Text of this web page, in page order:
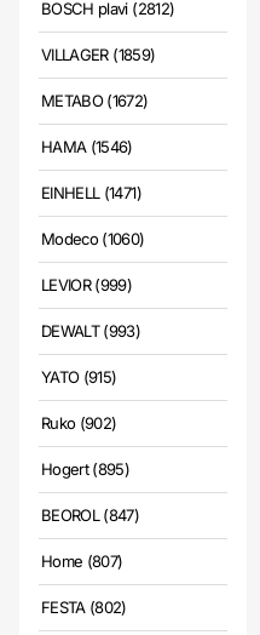
BOSCH plavi (2812)
VILLAGER (1859)
METABO (1672)
HAMA (1546)
EINHELL (1471)
Modeco (1060)
LEVIOR (999)
DEWALT (993)
YATO (915)
Ruko (902)
Hogert (895)
BEOROL (847)
Home (807)
FESTA (802)